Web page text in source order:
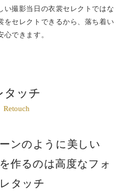
い撮影当日の衣裳セレクトではな
をセレクトできるから、落ち着い
できます。
タッチ
Retouch
ンのように美しい
作るのは高度なフォ
レタッチ